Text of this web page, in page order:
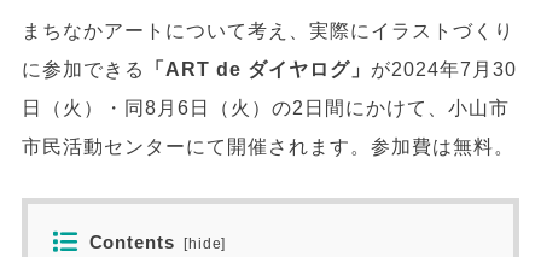
まちなかアートについて考え、実際にイラストづくり
に参加できる
「ART de ダイヤログ」 が2024年7月30
日（火）・同8月6日（火）の2日間にかけて、小山市
市民活動センターにて開催されます。参加費は無料。
Contents [hide]